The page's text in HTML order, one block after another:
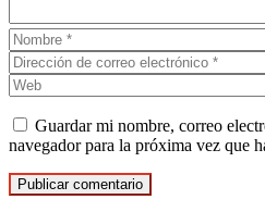
Guardar mi nombre, correo
navegador para la próxima vez que